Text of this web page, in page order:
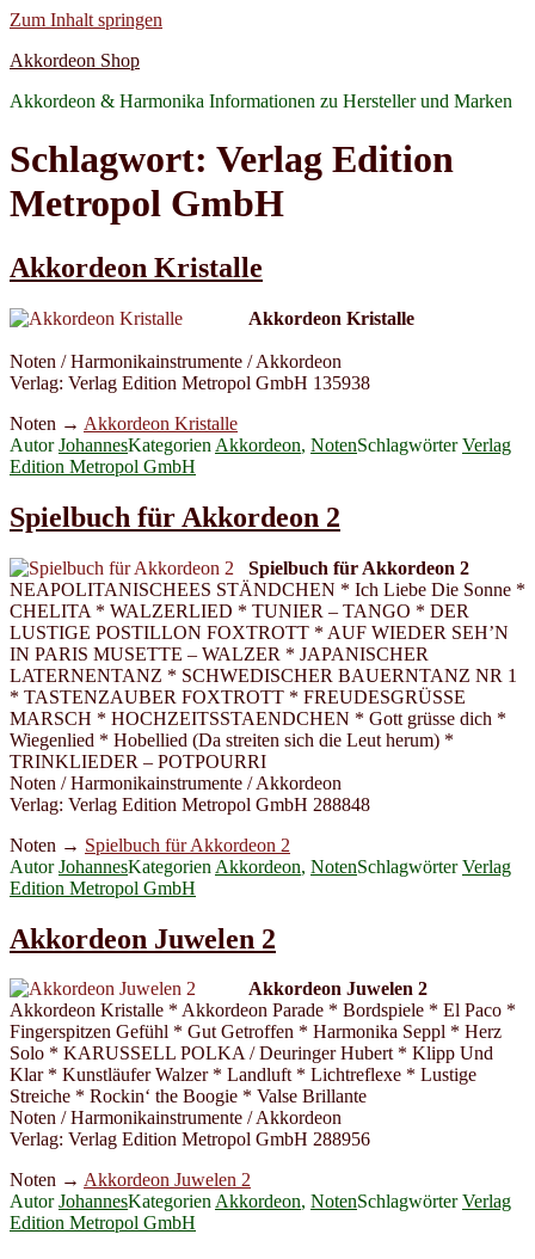
Zum Inhalt springen
Akkordeon Shop
Akkordeon & Harmonika Informationen zu Hersteller und Marken
Schlagwort: Verlag Edition
Metropol GmbH
Akkordeon Kristalle
Akkordeon Kristalle
Noten / Harmonikainstrumente / Akkordeon
Verlag: Verlag Edition Metropol GmbH 135938
Noten → Akkordeon Kristalle
AutorJohannesKategorien Akkordeon, NotenSchlagwörterVerlag
Edition Metropol GmbH
Spielbuch für Akkordeon 2
Spielbuch für Akkordeon 2
NEAPOLITANISCHEES STÄNDCHEN * Ich Liebe Die Sonne *
CHELITA * WALZERLIED * TUNIER – TANGO * DER
LUSTIGE POSTILLON FOXTROTT * AUF WIEDER SEH’N
IN PARIS MUSETTE – WALZER * JAPANISCHER
LATERNENTANZ * SCHWEDISCHER BAUERNTANZ NR 1
* TASTENZAUBER FOXTROTT * FREUDESGRÜSSE
MARSCH * HOCHZEITSSTAENDCHEN * Gott grüsse dich *
Wiegenlied * Hobellied (Da streiten sich die Leut herum) *
TRINKLIEDER – POTPOURRI
Noten / Harmonikainstrumente / Akkordeon
Verlag: Verlag Edition Metropol GmbH 288848
Noten → Spielbuch für Akkordeon 2
AutorJohannesKategorien Akkordeon, NotenSchlagwörterVerlag
Edition Metropol GmbH
Akkordeon Juwelen 2
Akkordeon Juwelen 2
Akkordeon Kristalle * Akkordeon Parade * Bordspiele * El Paco *
Fingerspitzen Gefühl * Gut Getroffen * Harmonika Seppl * Herz
Solo * KARUSSELL POLKA / Deuringer Hubert * Klipp Und
Klar * Kunstläufer Walzer * Landluft * Lichtreflexe * Lustige
Streiche * Rockin‘ the Boogie * Valse Brillante
Noten / Harmonikainstrumente / Akkordeon
Verlag: Verlag Edition Metropol GmbH 288956
Noten → Akkordeon Juwelen 2
AutorJohannesKategorienAkkordeon, NotenSchlagwörterVerlag
Edition Metropol GmbH